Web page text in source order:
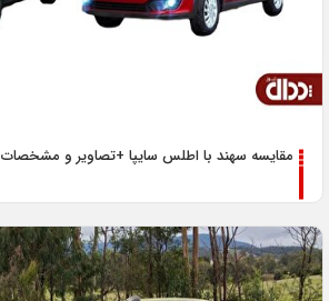
مقایسه سهند با اطلس سایپا +تصاویر و مشخصات